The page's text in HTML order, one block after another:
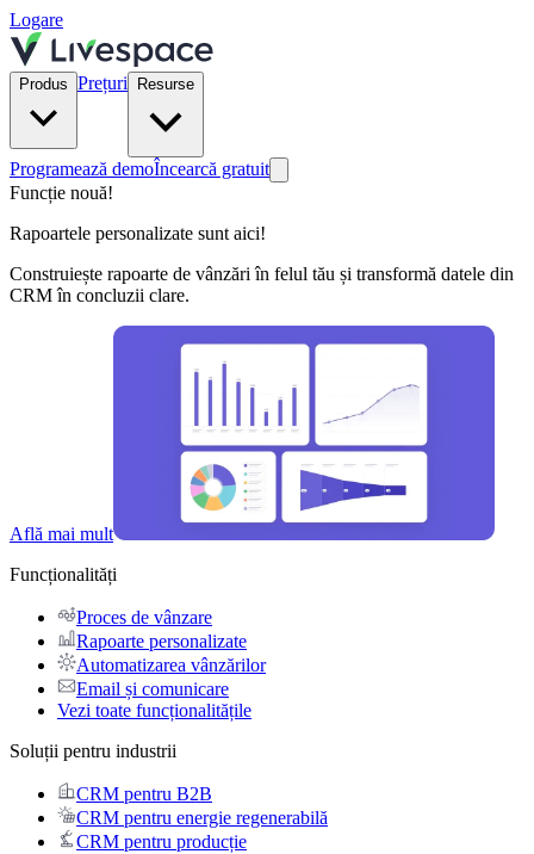
Logare
Produs Prețuri Resurse
Programează demoÎncearcă gratuit
Funcție nouă!
Rapoartele personalizate sunt aici!
Construiește rapoarte de vânzări în felul tău și transformă datele din
CRM în concluzii clare.
Află mai mult
Funcționalități
Proces de vânzare
Rapoarte personalizate
Automatizarea vânzărilor
Email și comunicare
Vezi toate funcționalitățile
Soluții pentru industrii
CRM pentru B2B
CRM pentru energie regenerabilă
CRM pentru producție